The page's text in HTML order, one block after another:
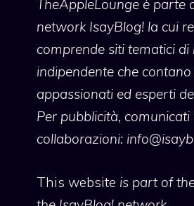
TheAppleLoungeè parte
network IsayBlog! la cui
comprende siti tematici
indipendente che
appassionati ed esperti
Per pubblicità, comunicati
collaborazioni:
This website is part of